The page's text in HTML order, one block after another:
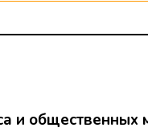
и общественных